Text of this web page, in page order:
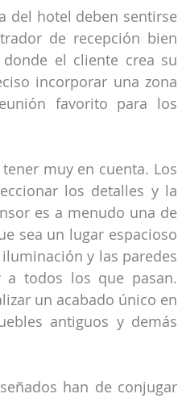
del hotel deben sentirse
de recepción bien
el cliente crea su
incorporar una zona
favorito para los
muy en cuenta. Los
los detalles y la
es a menudo una de
sea un lugar espacioso
y las paredes
a todos los que pasan.
un acabado único en
antiguos y demás
han de conjugar